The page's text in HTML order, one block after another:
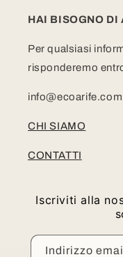
HAI BISOGNO DI
Per qualsiasi
risponderemo
info@ecoarife.com
CHI SIAMO
CONTATTI
Iscriviti alla
Indirizzo